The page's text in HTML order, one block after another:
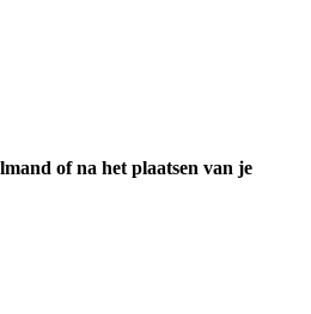
of na het plaatsen van je